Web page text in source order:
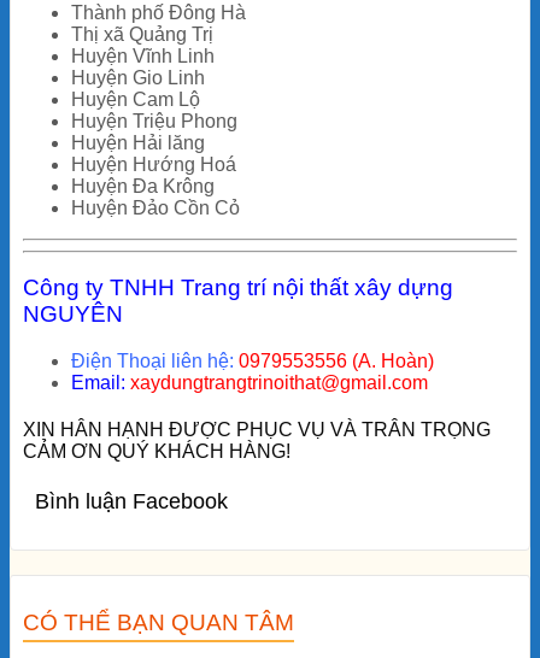
Thành phố Đông Hà
Thị xã Quảng Trị
Huyện Vĩnh Linh
Huyện Gio Linh
Huyện Cam Lộ
Huyện Triệu Phong
Huyện Hải lăng
Huyện Hướng Hoá
Huyện Đa Krông
Huyện Đảo Cồn Cỏ
Công ty TNHH Trang trí nội thất xây dựng
NGUYÊN
Điện Thoại liên hệ: 0979553556 (A. Hoàn)
Email: xaydungtrangtrinoithat@gmail.com
XIN HÂN HẠNH ĐƯỢC PHỤC VỤ VÀ TRÂN TRỌNG
CẢM ƠN QUÝ KHÁCH HÀNG!
Bình luận Facebook
CÓ THỂ BẠN QUAN TÂM